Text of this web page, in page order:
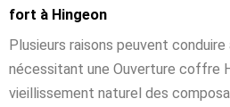
fort à Hingeon
Plusieurs raisons peuvent
nécessitant une Ouverture coffre
vieillissement naturel des